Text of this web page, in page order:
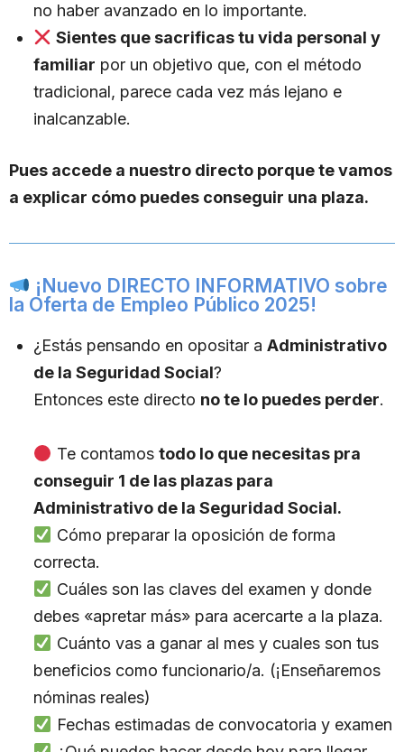
no haber avanzado en lo importante.
Sientes que sacrificas tu vida personal y
familiar por un objetivo que, con el método
tradicional, parece cada vez más lejano e
inalcanzable.
Pues accede a nuestro directo porque te vamos
a explicar cómo puedes conseguir una plaza.
¡Nuevo DIRECTO INFORMATIVO sobre
la Oferta de Empleo Público 2025!
¿Estás pensando en opositar a Administrativo
de la Seguridad Social?
Entonces este directo no te lo puedes perder.
Te contamos todo lo que necesitas pra
conseguir 1 de las plazas para
Administrativo de la Seguridad Social.
Cómo preparar la oposición de forma
correcta.
Cuáles son las claves del examen y donde
debes «apretar más» para acercarte a la plaza.
Cuánto vas a ganar al mes y cuales son tus
beneficios como funcionario/a. (¡Enseñaremos
nóminas reales)
Fechas estimadas de convocatoria y examen